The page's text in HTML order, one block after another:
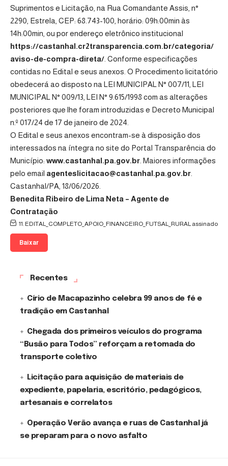
Suprimentos e Licitação, na Rua Comandante Assis, n°
2290, Estrela, CEP: 68.743-100, horário: 09h:00min às
14h:00min, ou por endereço eletrônico institucional
https://castanhal.cr2transparencia.com.br/categoria/
aviso-de-compra-direta/ . Conforme especificações
contidas no Edital e seus anexos. O Procedimento licitatório
obedecerá ao disposto na LEI MUNICIPAL N° 007/11, LEI
MUNICIPAL N° 009/13, LEI N° 9.615/1998 com as alterações
posteriores que lhe foram introduzidas e Decreto Municipal
n.º 017/24 de 17 de janeiro de 2024.
O Edital e seus anexos encontram-se à disposição dos
interessados na íntegra no site do Portal Transparência do
Município: www.castanhal.pa.gov.br . Maiores informações
pelo email agenteslicitacao@castanhal.pa.gov.br
Castanhal/PA, 18/06/2026.
Benedita Ribeiro de Lima Neta – Agente de
Contratação
11. EDITAL_COMPLETO_APOIO_FINANCEIRO_FUTSAL_RURAL assinado
Baixar
Recentes
Círio de Macapazinho celebra 99 anos de fé e
tradição em Castanhal
Chegada dos primeiros veículos do programa
“Busão para Todos” reforçam a retomada do
transporte coletivo
Licitação para aquisição de materiais de
expediente, papelaria, escritório, pedagógicos,
artesanais e correlatos
Operação Verão avança e ruas de Castanhal já
se preparam para o novo asfalto